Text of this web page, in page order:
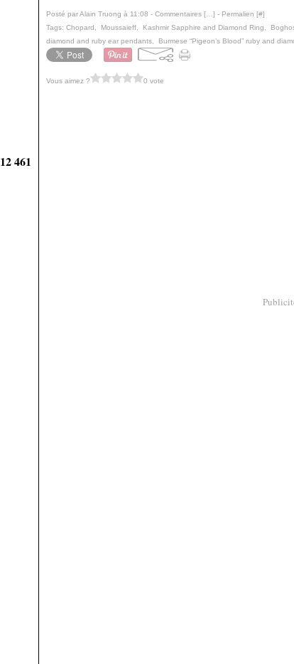
461
Posté par Alain Truong à 11:08 - Commentaires [ ] - Permalien [#]
Tags: Chopard Moussaieff Kashmir Sapphire and Diamond Ring
diamond and ruby ear pendants
Burmese “Pigeon’s Blood” ruby and
Vous aimez ? 0 vote